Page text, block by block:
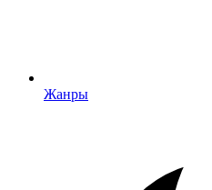
Жанры